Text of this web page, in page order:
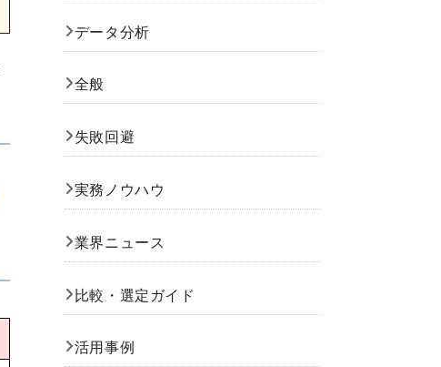
データ分析
全般
失敗回避
実務ノウハウ
業界ニュース
比較・選定ガイド
活用事例